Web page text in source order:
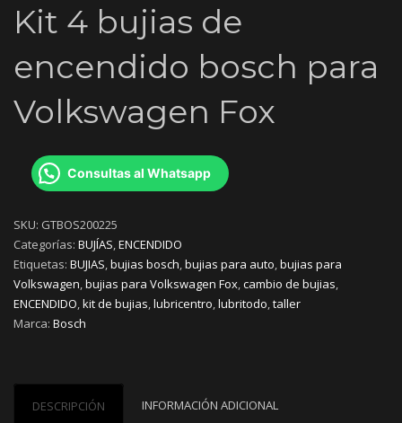
Kit 4 bujias de
encendido bosch para
Volkswagen Fox
Consultas al Whatsapp
SKU: GTBOS200225
Categorías: BUJÍAS,ENCENDIDO
Etiquetas: BUJIAS,bujias bosch,bujias para auto,bujias para
Volkswagen,bujias para Volkswagen Fox,cambio de bujias,
ENCENDIDO,kit de bujias,lubricentro,lubritodo,taller
Marca: Bosch
DESCRIPCIÓN INFORMACIÓN ADICIONAL